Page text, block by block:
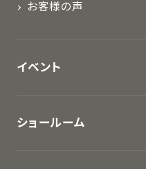
お客様の声
イベント
ショールーム